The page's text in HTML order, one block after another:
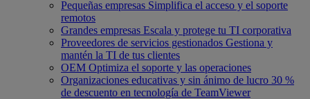
Pequeñas empresas Simplifica el acceso y el soporte
remotos
Grandes empresas Escala y protege tu TI corporativa
Proveedores de servicios gestionados Gestiona y
mantén la TI de tus clientes
OEM Optimiza el soporte y las operaciones
Organizaciones educativas y sin ánimo de lucro 30 %
de descuento en tecnología de TeamViewer